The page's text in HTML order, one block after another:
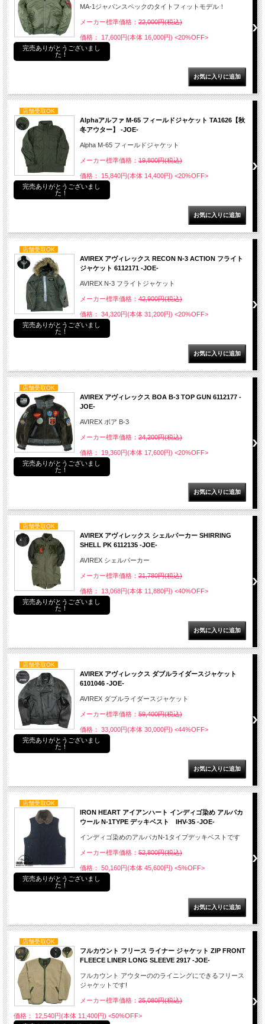
MA-1ジャパンスペックのタイトフィットモデル！
メーカー標準価格： 22,000円(税込)
価格： 17,600円(本体 16,000円) <20%OFF>
完売ありがとうございまし
た！
店舗受取OK
Alphaアルファ M-65 フィールドジャケット TA1626【秋
冬アウター】 -JOE-
Alpha M-65 フィールドジャケット
メーカー標準価格： 19,800円(税込)
価格： 15,840円(本体 14,400円) <20%OFF>
完売ありがとうございまし
た！
店舗受取OK
AVIREX アヴィレックス RECON N-3 ACTION フライト
ジャケット 6112171 -JOE-
AVIREX N-3 フライトジャケット
メーカー標準価格： 42,900円(税込)
価格： 34,320円(本体 31,200円) <20%OFF>
完売ありがとうございまし
た！
店舗受取OK
AVIREX アヴィレックス BOA B-3 TOP GUN 6112177 -
JOE-
AVIREX ボア B-3
メーカー標準価格： 24,200円(税込)
価格： 19,360円(本体 17,600円) <20%OFF>
完売ありがとうございまし
た！
店舗受取OK
AVIREX アヴィレックス シェルパーカー SHIRRING
SHELL PK 6112135 -JOE-
AVIREX シェルパーカー
メーカー標準価格： 21,780円(税込)
価格： 13,068円(本体 11,880円) <40%OFF>
完売ありがとうございまし
た！
店舗受取OK
AVIREX アヴィレックス ダブルライダースジャケット
6101046 -JOE-
AVIREX ダブルライダースジャケット
メーカー標準価格： 59,400円(税込)
価格： 33,000円(本体 30,000円) <44%OFF>
完売ありがとうございまし
た！
店舗受取OK
IRON HEART アイアンハート インディゴ染め アルパカ
ウール N-1TYPE デッキベスト IHV-35 -JOE-
インディゴ染めのアルパカN-1タイプデッキベストです
メーカー標準価格： 52,800円(税込)
価格： 50,160円(本体 45,600円) <5%OFF>
完売ありがとうございまし
た！
店舗受取OK
フルカウント フリース ライナー ジャケット ZIP FRONT
FLEECE LINER LONG SLEEVE 2917 -JOE-
フルカウント アウターののライニングにできるフリース
ジャケットです!
メーカー標準価格： 25,080円(税込)
価格： 12,540円(本体 11,400円) <50%OFF>